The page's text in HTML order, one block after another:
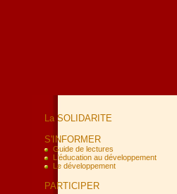
La SOLIDARITE
S'INFORMER
Guide de lectures
L'éducation au développement
Le développement
PARTICIPER